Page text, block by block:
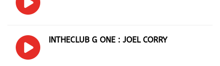
INTHECLUB G ONE : JOEL CORRY